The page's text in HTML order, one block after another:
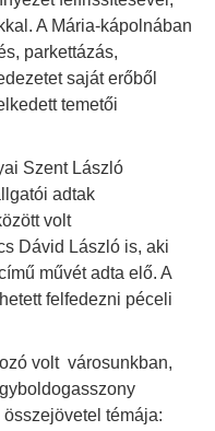
A Mária-kápolnában
parkettázás,
saját erőből
temetői
Szent László
adtak
volt
Dávid László is, aki
művét adta elő. A
felfedezni péceli
volt városunkban,
témája: